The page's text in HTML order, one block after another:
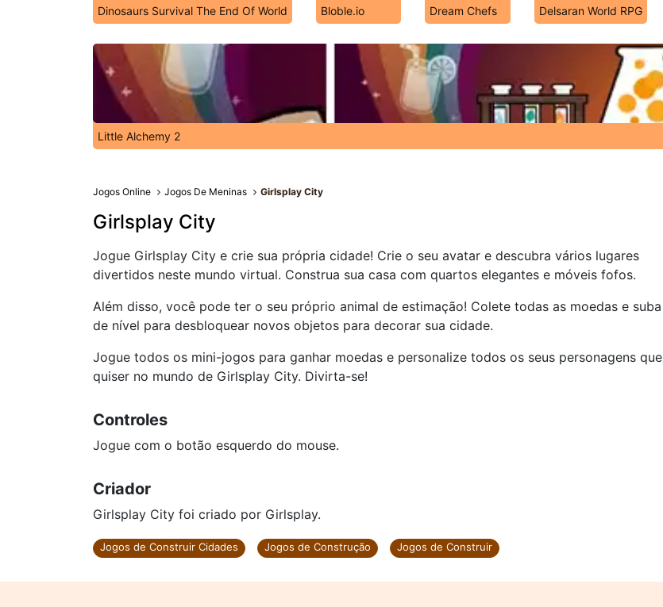
Dinosaurs Survival The End Of World Bloble.io Dream Chefs Delsaran World RPG
Little Alchemy 2
Jogos Online Jogos De Meninas Girlsplay City
Girlsplay City
Jogue Girlsplay City e crie sua própria cidade! Crie o seu avatar e descubra vários lugares
divertidos neste mundo virtual. Construa sua casa com quartos elegantes e móveis fofos.
Além disso, você pode ter o seu próprio animal de estimação! Colete todas as moedas e suba
de nível para desbloquear novos objetos para decorar sua cidade.
Jogue todos os mini-jogos para ganhar moedas e personalize todos os seus personagens que
quiser no mundo de Girlsplay City. Divirta-se!
Controles
Jogue com o botão esquerdo do mouse.
Criador
Girlsplay City foi criado por Girlsplay.
Jogos de Construir Cidades Jogos de Construção Jogos de Construir